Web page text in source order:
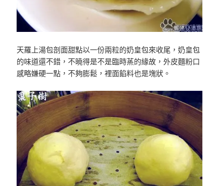
天羅上湯包剖面甜點以一份兩粒的奶皇包來收尾，奶皇包
的味道還不錯，不曉得是不是臨時蒸的緣故，外皮麵粉口
感略嫌硬一點，不夠膨鬆，裡面餡料也是塊狀。